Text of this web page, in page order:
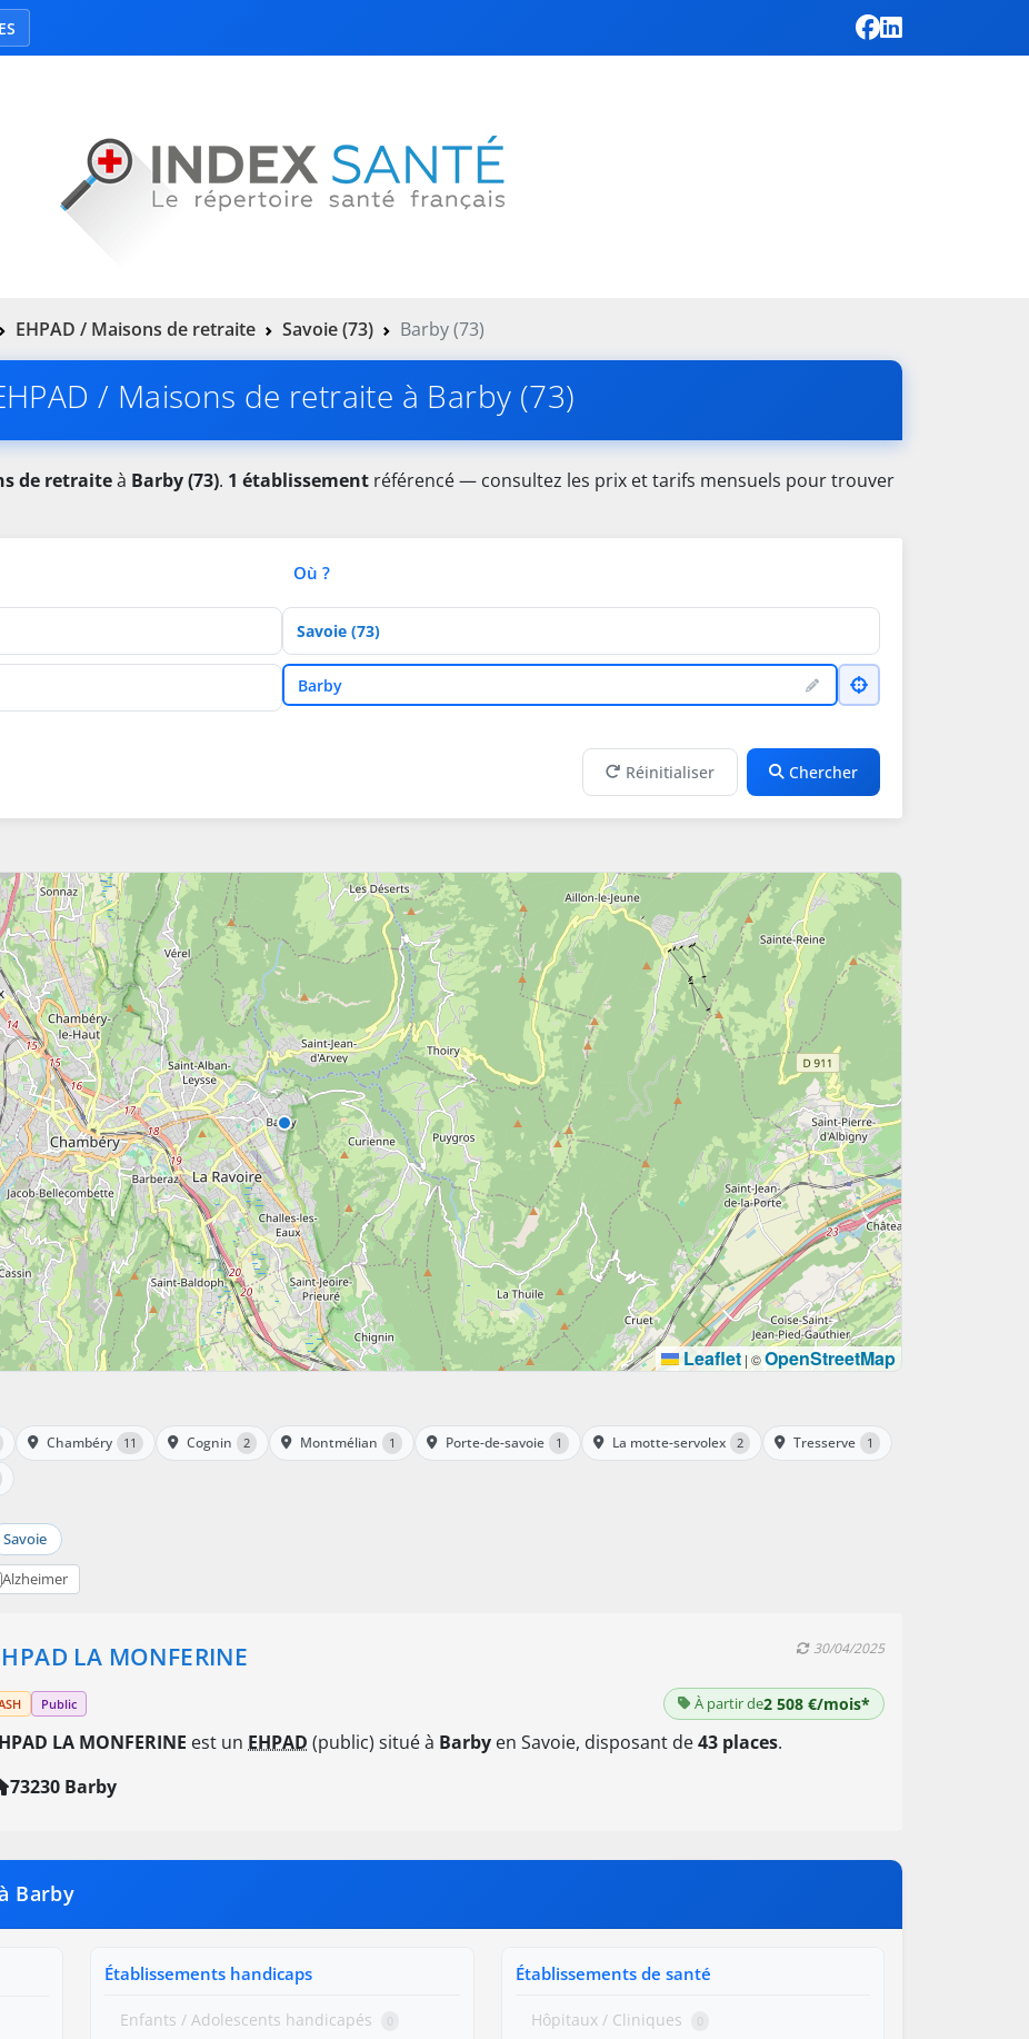
EHPAD / Maisons de retraite Savoie (73) Barby (73)
/ Maisons de retraite à Barby (73)
de retraiteà Barby (73). 1 établissement référencé — consultez les prix et tarifs mensuels pour trouver
Où ?
Département
VilleBarby
Réinitialiser Chercher
Leaflet | ©OpenStreetMap
Chambéry 11 Cognin 2 Montmélian 1 Porte-de-savoie 1 La motte-servolex 2 Tresserve 1
Savoie
Alzheimer
LA MONFERINE 30/04/2025
Public À partir de2 508 €/mois*
LA MONFERINE est un EHPAD (public) situé à Barby en Savoie, disposant de43 places.
73230 Barby
Barby
Établissements handicaps
Enfants / Adolescents handicapés 0
Établissements de santé
Hôpitaux / Cliniques 0